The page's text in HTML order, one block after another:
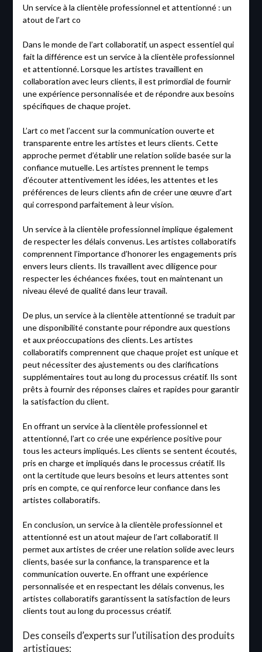
Un service à la clientèle professionnel et attentionné : un
atout de l’art co
Dans le monde de l’art collaboratif, un aspect essentiel qui
fait la différence est un service à la clientèle professionnel
et attentionné. Lorsque les artistes travaillent en
collaboration avec leurs clients, il est primordial de fournir
une expérience personnalisée et de répondre aux besoins
spécifiques de chaque projet.
L’art co met l’accent sur la communication ouverte et
transparente entre les artistes et leurs clients. Cette
approche permet d’établir une relation solide basée sur la
confiance mutuelle. Les artistes prennent le temps
d’écouter attentivement les idées, les attentes et les
préférences de leurs clients afin de créer une œuvre d’art
qui correspond parfaitement à leur vision.
Un service à la clientèle professionnel implique également
de respecter les délais convenus. Les artistes collaboratifs
comprennent l’importance d’honorer les engagements pris
envers leurs clients. Ils travaillent avec diligence pour
respecter les échéances fixées, tout en maintenant un
niveau élevé de qualité dans leur travail.
De plus, un service à la clientèle attentionné se traduit par
une disponibilité constante pour répondre aux questions
et aux préoccupations des clients. Les artistes
collaboratifs comprennent que chaque projet est unique et
peut nécessiter des ajustements ou des clarifications
supplémentaires tout au long du processus créatif. Ils sont
prêts à fournir des réponses claires et rapides pour garantir
la satisfaction du client.
En offrant un service à la clientèle professionnel et
attentionné, l’art co crée une expérience positive pour
tous les acteurs impliqués. Les clients se sentent écoutés,
pris en charge et impliqués dans le processus créatif. Ils
ont la certitude que leurs besoins et leurs attentes sont
pris en compte, ce qui renforce leur confiance dans les
artistes collaboratifs.
En conclusion, un service à la clientèle professionnel et
attentionné est un atout majeur de l’art collaboratif. Il
permet aux artistes de créer une relation solide avec leurs
clients, basée sur la confiance, la transparence et la
communication ouverte. En offrant une expérience
personnalisée et en respectant les délais convenus, les
artistes collaboratifs garantissent la satisfaction de leurs
clients tout au long du processus créatif.
Des conseils d’experts sur l’utilisation des produits
artistiques;